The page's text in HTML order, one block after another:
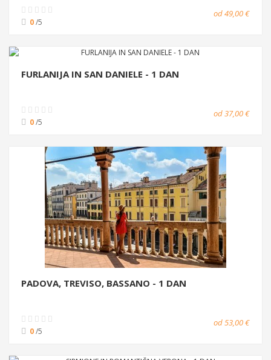
0/5
od 49,00 €
FURLANIJA IN SAN DANIELE - 1 DAN
0/5
od 37,00 €
PADOVA, TREVISO, BASSANO - 1 DAN
0/5
od 53,00 €